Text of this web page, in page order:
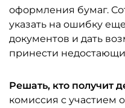
оформления бумаг.
указать на ошибку
документов и дать
принести
Решать, кто получит
комиссия с участием